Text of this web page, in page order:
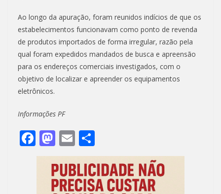
Ao longo da apuração, foram reunidos indícios de que os
estabelecimentos funcionavam como ponto de revenda
de produtos importados de forma irregular, razão pela
qual foram expedidos mandados de busca e apreensão
para os endereços comerciais investigados, com o
objetivo de localizar e apreender os equipamentos
eletrônicos.
Informações PF
F
ac
M
as
to
d
E
m
ai
l
h
ar
e